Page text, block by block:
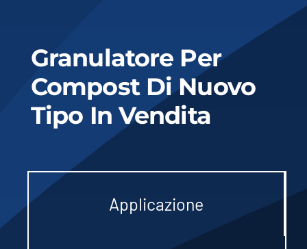
Domande frequenti
Notizia
Granulatore Per
Compost Di Nuovo
Tipo In Vendita
Applicazione